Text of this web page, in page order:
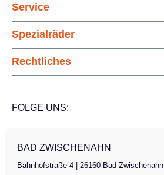
Service
Spezialräder
Rechtliches
FOLGE UNS:
BAD ZWISCHENAHN
Bahnhofstraße 4 | 26160 Bad Zwischenahn